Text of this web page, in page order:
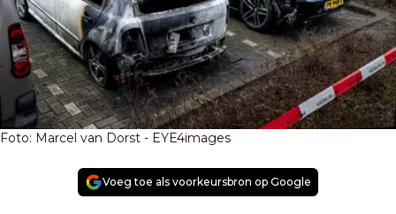
Foto: Marcel van Dorst - EYE4images
Voeg toe als voorkeursbron op Google